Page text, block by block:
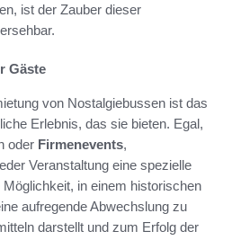
ist der Zauber dieser
Gäste
von Nostalgiebussen ist das
Erlebnis, das sie bieten. Egal,
oder Firmenevents,
Veranstaltung eine spezielle
in einem historischen
aufregende Abwechslung zu
darstellt und zum Erfolg der